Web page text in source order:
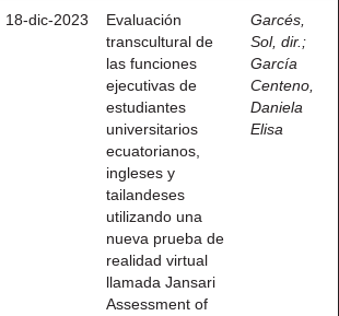
18-dic-2023
Evaluación
transcultural de
las funciones
ejecutivas de
estudiantes
universitarios
ecuatorianos,
ingleses y
tailandeses
utilizando una
nueva prueba de
realidad virtual
llamada Jansari
Assessment of
Garcés,
Sol, dir. ;
García
Centeno,
Daniela
Elisa